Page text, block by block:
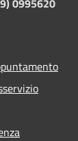
0995620